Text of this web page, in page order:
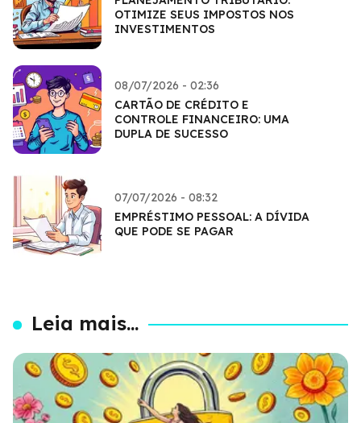
OTIMIZE SEUS IMPOSTOS NOS
INVESTIMENTOS
08/07/2026 - 02:36
CARTÃO DE CRÉDITO E
CONTROLE FINANCEIRO: UMA
DUPLA DE SUCESSO
07/07/2026 - 08:32
EMPRÉSTIMO PESSOAL: A DÍVIDA
QUE PODE SE PAGAR
Leia mais...